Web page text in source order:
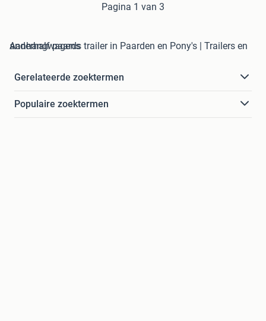
Pagina 1 van 3
anderhalf paards trailer in Paarden en Pony's | Trailers en Aanhangwagens
Gerelateerde zoektermen
Populaire zoektermen